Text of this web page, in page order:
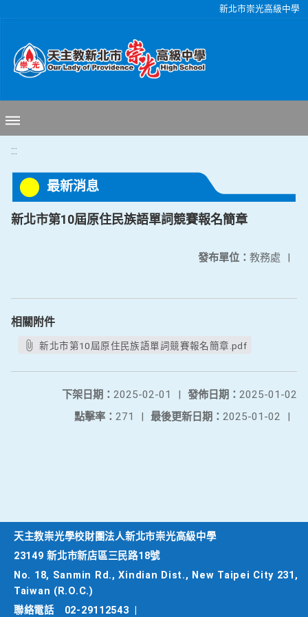
新北市崇光高級中學
:::
最新消息
新北市第10屆原住民族語單詞競賽報名簡章
發布單位： 教務處 |
相關附件
新北市第10屆原住民族語單詞競賽報名簡章.pdf
發佈日期： 2025-01-02
下架日期： 2025-02-01
|
最後更新日期： 2025-01-02 |
點擊率： 271 |
天主教崇光學校財團法人新北市崇光高級中學
23149 新北市新店區三民路18號
No. 18, Sanmin Rd., Xindian Dist., New Taipei City 231,
Taiwan (R.O.C.)
聯絡電話
02-29112543